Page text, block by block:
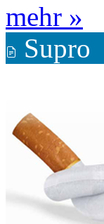
mehr »
Supro